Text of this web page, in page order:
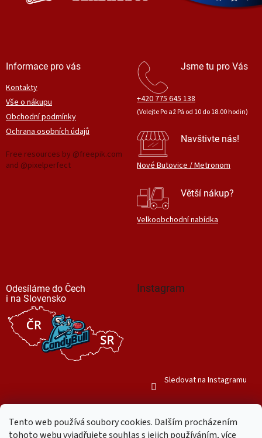
Tento web používá soubory cookies. Dalším procházením
tohoto webu vyjadřujete souhlas s jejich používáním, více
Informace pro vás
Kontakty
Vše o nákupu
Obchodní podmínky
Ochrana osobních údajů
Free resources by @freepik.com
and @pixelperfect
Jsme tu pro Vás
+420 775 645 138
(Volejte Po až Pá od 10 do 18.00 hodin)
Navštivte nás!
Nové Butovice / Metronom
Větší nákup?
Velkoobchodní nabídka
Odesíláme do Čech
i na Slovensko
Instagram
Sledovat na Instagramu